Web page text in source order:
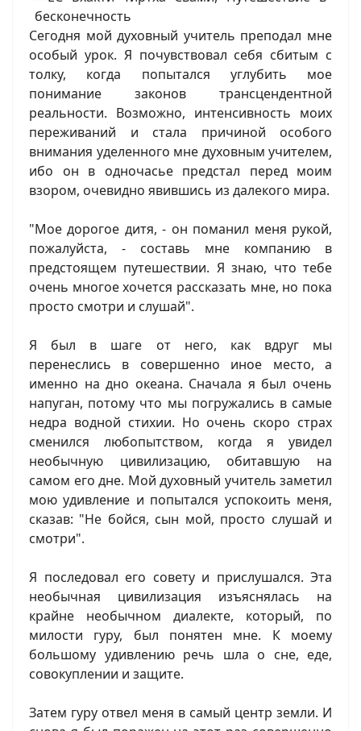
Сегодня мой духовный учитель преподал мне
особый урок. Я почувствовал себя сбитым с
толку, когда попытался углубить мое
понимание законов трансцендентной
реальности. Возможно, интенсивность моих
переживаний и стала причиной особого
внимания уделенного мне духовным учителем,
ибо он в одночасье предстал перед моим
взором, очевидно явившись из далекого мира.
"Мое дорогое дитя, - он поманил меня рукой,
пожалуйста, - составь мне компанию в
предстоящем путешествии. Я знаю, что тебе
очень многое хочется рассказать мне, но пока
просто смотри и слушай".
Я был в шаге от него, как вдруг мы
перенеслись в совершенно иное место, а
именно на дно океана. Сначала я был очень
напуган, потому что мы погружались в самые
недра водной стихии. Но очень скоро страх
сменился любопытством, когда я увидел
необычную цивилизацию, обитавшую на
самом его дне. Мой духовный учитель заметил
мою удивление и попытался успокоить меня,
сказав: "Не бойся, сын мой, просто слушай и
смотри".
Я последовал его совету и прислушался. Эта
необычная цивилизация изъяснялась на
крайне необычном диалекте, который, по
милости гуру, был понятен мне. К моему
большому удивлению речь шла о сне, еде,
совокуплении и защите.
Затем гуру отвел меня в самый центр земли. И